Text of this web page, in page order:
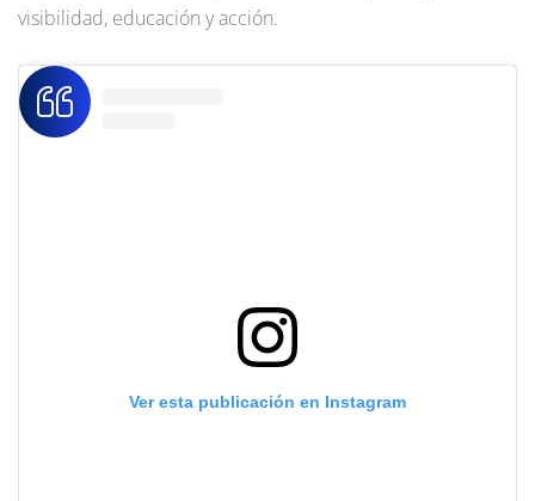
visibilidad, educación y acción.
Ver esta publicación en Instagram